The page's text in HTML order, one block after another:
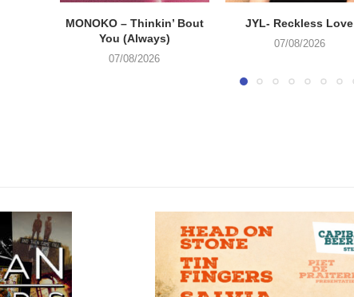
MONOKO – Thinkin’ Bout
You (Always)
07/08/2026
JYL- Reckless Love
07/08/2026